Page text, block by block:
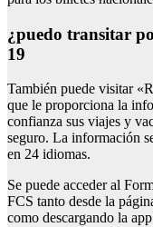
¿puedo transitar
19
También puede visitar
que le proporciona la
confianza sus viajes y
seguro. La información
en 24 idiomas.
Se puede acceder al
FCS tanto desde la
como descargando la